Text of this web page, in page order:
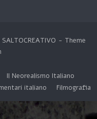
SALTOCREATIVO
Theme
Il Neorealismo Italiano
italiano Filmografia